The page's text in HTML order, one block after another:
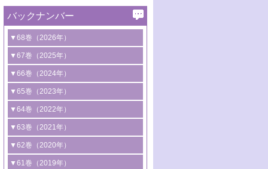
バックナンバー
▼68巻（2026年）
1号 過酸化水素合成に関する研究動向
2号 コンピューター技術により加速する
触媒開発
3号 有機分子変換やCO 資源化のための
光触媒に関する最近の研究
B号 第137回触媒討論会（2026年）
▼67巻（2025年）
1号 CO
水素化によるグリーン燃料/グリ
ーンケミカル製造
2号 水素製造のための水分解技術に関す
る最近の研究
3号 オレフィン系樹脂の精密合成に関す
る最新技術
4号 アルコール類の効率的変換を実現す
▼66巻（2024年）
1号 低次元ナノ構造を有する触媒材料
2号 規制反応場を活用した固体触媒研究
の新展開
3号 未踏分子変換を目指した酸化触媒プ
ロセスの最前線
4号 シンクロトロン放射光および中性子
▼65巻（2023年）
1号 炭素が関わる触媒機能
2号 プラスチックケミカルリサイクルの
ための触媒技術
3号 非酸化物系金属化合物を基盤とした
▼64巻（2022年）
1号 合成ガス製造とCOを用いるケミカル
ズ合成の最新動向
2号 化学品合成のための合金触媒開発
▼63巻（2021年）
1号 金触媒の新展開
2号 ペロブスカイト
▼62巻（2020年）
1号 触媒設計を拓く欠陥構造のキャラク
▼61巻（2019年）